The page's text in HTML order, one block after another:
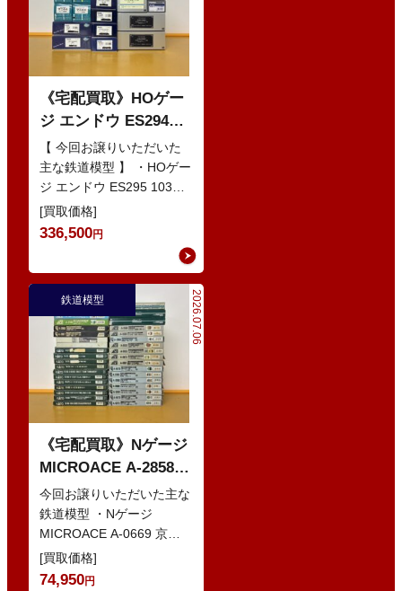
《宅配買取》HOゲー
ジ エンドウ ES294
103系1200番代 東西線
色 基本5輌 Nセット
などの鉄道模型
【 今回お譲りいただいた
主な鉄道模型 】 ・HOゲー
ジ エンドウ ES295 103系
1200番代 東西線色 中間5
輌 Oセット …
[買取価格]
336,500円
2026.07.06
鉄道模型
《宅配買取》Nゲージ
MICROACE A-2858
京阪8000系 新塗装 な
どの鉄道模型
今回お譲りいただいた主な
鉄道模型 ・Nゲージ
MICROACE A-0669 京阪
8030系 ・Nゲージ
GREENMAX 組立キ…
[買取価格]
74,950円